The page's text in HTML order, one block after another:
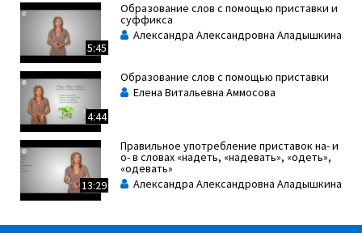
5:45
Образование слов с помощью приставки и
суффикса
Александра Александровна Аладышкина
4:44
Образование слов с помощью приставки
Елена Витальевна Аммосова
13:29
Правильное употребление приставок на- и
о- в словах «надеть, «надевать», «одеть»,
«одевать»
Александра Александровна Аладышкина
соединительного гласного